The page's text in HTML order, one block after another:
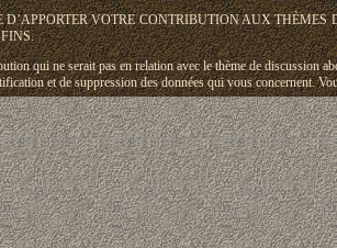
D’APPORTER VOTRE CONTRIBUTION AUX
qui ne serait pas en relation avec le thème de discussion
et de suppression des données qui vous concernent.